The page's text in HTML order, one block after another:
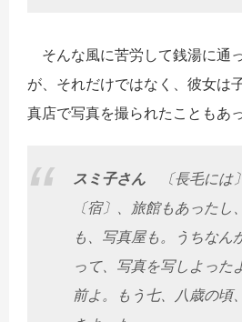
そんな風に苦労して銭湯に通
が、それだけではなく、彼女は
真店で写真を撮られたこともあっ
スミ子さん 〔長毛には
〔宿〕、旅館もあった
も、写真屋も。うちなん
って、写真を写しよった
前よ。もう七、八歳の頃